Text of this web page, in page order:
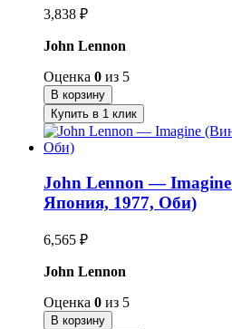
3,838 ₽
John Lennon
Оценка 0 из 5
В корзину
Купить в 1 клик
John Lennon —
Япония, 1977, Оби)
6,565 ₽
John Lennon
Оценка 0 из 5
В корзину